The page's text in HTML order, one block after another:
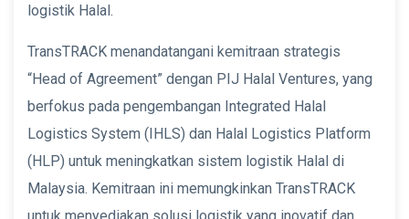
logistik Halal.
TransTRACK menandatangani kemitraan strategis
“Head of Agreement” dengan PIJ Halal Ventures, yang
berfokus pada pengembangan Integrated Halal
Logistics System (IHLS) dan Halal Logistics Platform
(HLP) untuk meningkatkan sistem logistik Halal di
Malaysia. Kemitraan ini memungkinkan TransTRACK